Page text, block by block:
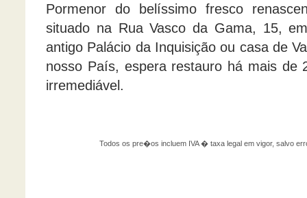
Pormenor do belíssimo fresco
situado na Rua Vasco da Gama, 15,
antigo Palácio da Inquisição ou casa de
nosso País, espera restauro há mais de
irremediável.
Todos os pre�os incluem IVA � taxa legal em vigor, salvo